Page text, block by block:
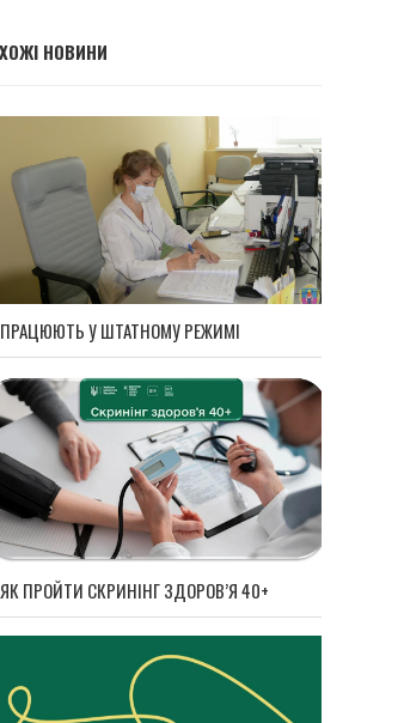
НОВИНИ
ПРАЦЮЮТЬ У ШТАТНОМУ РЕЖИМІ
ЯК ПРОЙТИ СКРИНІНГ ЗДОРОВ’Я 40+